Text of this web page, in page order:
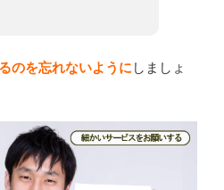
のを忘れないようにしましょ